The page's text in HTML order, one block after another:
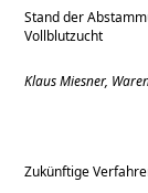
Stand der
Vollblutzucht
Klaus Miesner,
Zukünftige